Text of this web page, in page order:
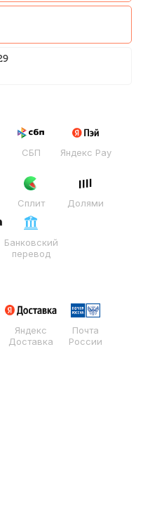
СБП Яндекс Pay
Сплит Долями
Банковский
перевод
Яндекс
Доставка
Почта
России